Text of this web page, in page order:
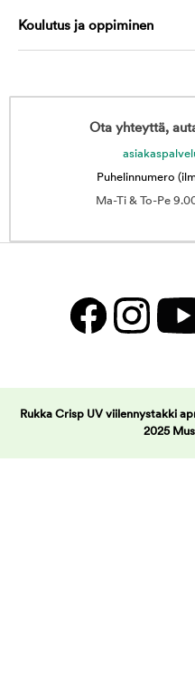
Koulutus ja oppiminen
Ota yhteyttä,
Puhelinnumero
Ma-Ti & To-Pe
Rukka Crisp UV viilennystakki
2025